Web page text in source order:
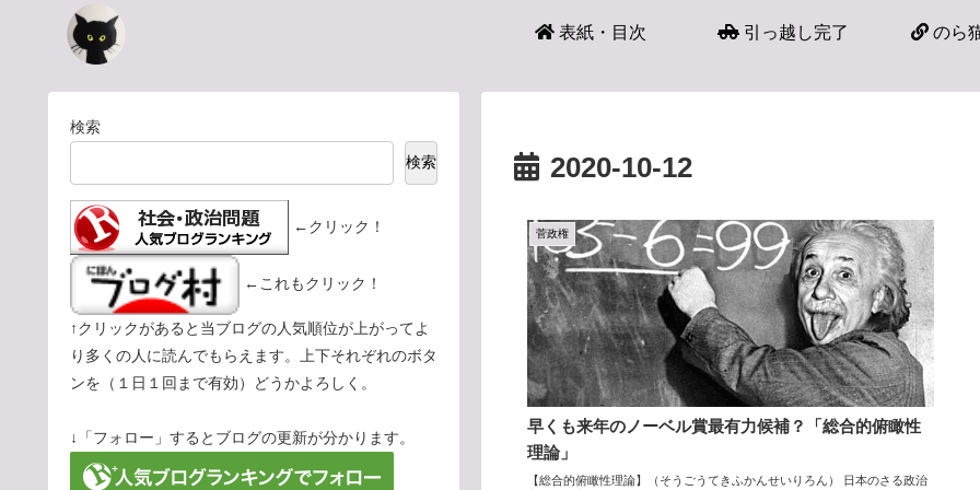
表紙・目次 引っ越し完了 のら
2020-10-12
菅政権
早くも来年のノーベル賞最有力候補？「総合的俯瞰性
理論」
【総合的俯瞰性理論】（そうごうてきふかんせいりろん） 日本のさる政治
検索
検索
←クリック！
←これもクリック！
↑クリックがあると当ブログの人気順位が上がってよ
り多くの人に読んでもらえます。上下それぞれのボタ
ンを（１日１回まで有効）どうかよろしく。
↓「フォロー」するとブログの更新が分かります。